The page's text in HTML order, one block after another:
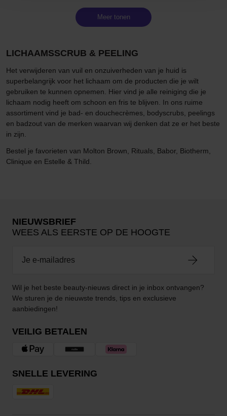
Meer tonen
LICHAAMSSCRUB & PEELING
Het verwijderen van vuil en onzuiverheden van je huid is
superbelangrijk voor het lichaam om de producten die je wilt
gebruiken te kunnen opnemen. Hier vind je alle reiniging die je
lichaam nodig heeft om schoon en fris te blijven. In ons ruime
assortiment vind je bad- en douchecrèmes, bodyscrubs, peelings
en badzout van de merken waarvan wij denken dat ze er het beste
in zijn.
Bestel je favorieten van Molton Brown, Rituals, Babor, Biotherm,
Clinique en Estelle & Thild.
NIEUWSBRIEF
WEES ALS EERSTE OP DE HOOGTE
Wil je het beste beauty-nieuws direct in je inbox ontvangen?
We sturen je de nieuwste trends, tips en exclusieve
aanbiedingen!
VEILIG BETALEN
SNELLE LEVERING